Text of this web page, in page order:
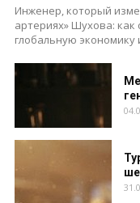
Инженер, который
артериях» Шухова: как
глобальную экономику